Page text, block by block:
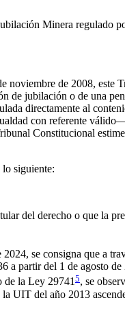
Minera regulado
noviembre de 2008, este
de jubilación o de una
directamente al
con referente
Constitucional
siguiente:
del derecho o que la
2024, se consigna que a
partir del 1 de agosto de
de la Ley 297415, se
UIT del año 2013